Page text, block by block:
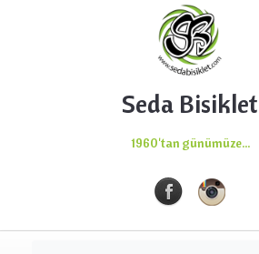
Seda Bisiklet
1960'tan günümüze...